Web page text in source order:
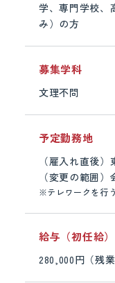
学、専門学校、
み）の方
募集学科
文理不問
予定勤務地
（雇入れ直後）
（変更の範囲
※テレワークを行
給与（初任給）
280,000円（残